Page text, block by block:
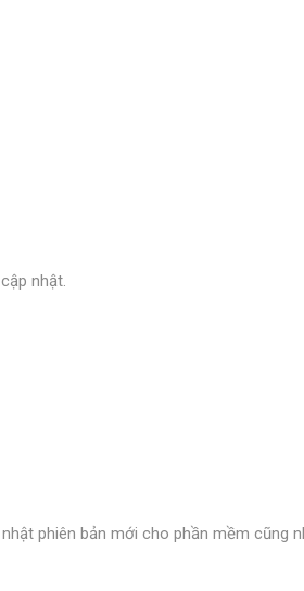
nhật.
nhật phiên bản mới cho phần mềm